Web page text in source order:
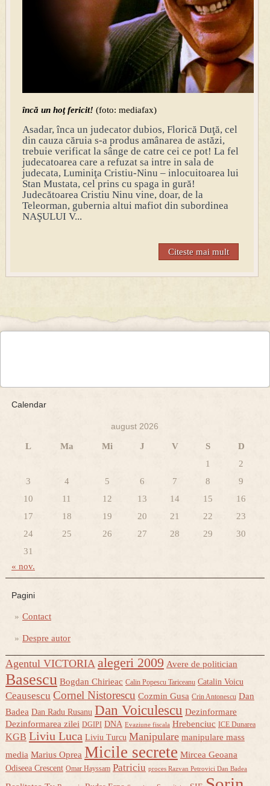
încă un hoţ fericit! (foto: mediafax)
Asadar, înca un judecator dubios, Florică Duţă, cel
din cauza căruia s-a produs amânarea de astăzi,
trebuie verificat la sânge de catre cei ce pot! La fel
judecatoarea care a refuzat sa intre in sala de
judecata, Luminiţa Cristiu-Ninu – inlocuitoarea lui
Stan Mustata, cel prins cu spaga in gură!
Judecătoarea Cristiu Ninu vine, doar, de la
Teleorman, gubernia altui mafiot din subordinea
NAŞULUI V...
Citeste mai mult
Calendar
august 2026
L Ma Mi J V S
D
1
2
3
4 5 6 7 8
9
10
11 12 13 14 15
16
17
18 19 20 21 22
23
24
25 26 27 28 29
30
31
« nov.
Pagini
Contact
Despre autor
Agentul VICTORIA alegeri 2009 Avere de politician
Basescu Bogdan Chirieac Calin Popescu Tariceanu Catalin Voicu
Ceausescu Cornel Nistorescu Cozmin Gusa Crin Antonescu Dan
Badea Dan Radu Rusanu Dan Voiculescu Dezinformare
Dezinformarea zilei DGIPI DNA Evaziune fiscala Hrebenciuc ICE Dunarea
KGB Liviu Luca Liviu Turcu Manipulare manipulare mass
media Marius Oprea Micile secrete Mircea Geoana
Odiseea Crescent Omar Hayssam Patriciu proces Razvan Petrovici Dan Badea